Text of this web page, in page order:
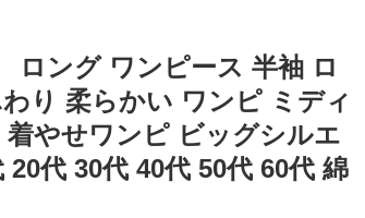
ロング ワンピース 半袖 ロ
り 柔らかい ワンピ ミディ
やせワンピ ビッグシルエ
代 30代 40代 50代 60代 綿